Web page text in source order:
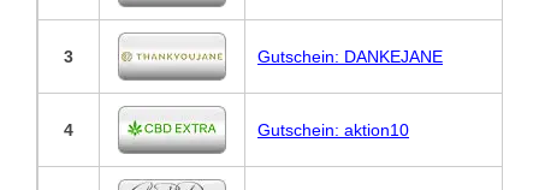
3 Gutschein: DANKEJANE
4 Gutschein: aktion10